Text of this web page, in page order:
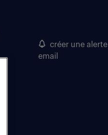
créer une alerte
email